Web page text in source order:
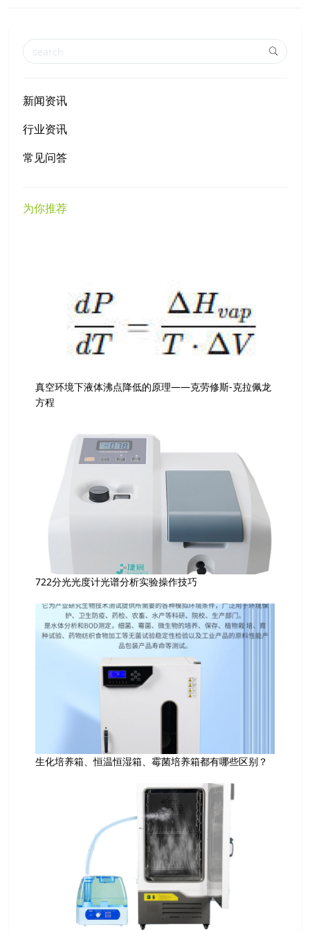
新闻资讯
行业资讯
常见问答
为你推荐
真空环境下液体沸点降低的原理——克劳修斯-克拉佩龙
方程
722分光光度计光谱分析实验操作技巧
生化培养箱、恒温恒湿箱、霉菌培养箱都有哪些区别？